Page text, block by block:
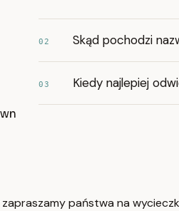
02 Skąd pochodzi
03 Kiedy najlepiej
państwa na